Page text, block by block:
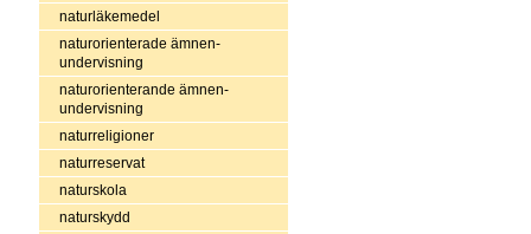
naturläkemedel
naturorienterade ämnen-
undervisning
naturorienterande ämnen-
undervisning
naturreligioner
naturreservat
naturskola
naturskydd